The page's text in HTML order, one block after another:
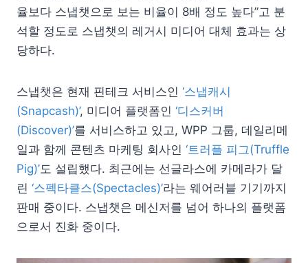
율보다 스냅챗으로 보는 비율이 8배 정도 높다”고 분
석할 정도로 스냅챗의 레거시 미디어 대체 효과는 상
당하다.
스냅챗은 현재 핀테크 서비스인 ‘스냅캐시
(Snapcash)’, 미디어 플랫폼인 ‘디스커버
(Discover)’를 서비스하고 있고, WPP 그룹, 데일리메
일과 함께 콘텐츠 마케팅 회사인 ‘트러플 피그(Truffle
Pig)’도 설립했다. 최근에는 선글라스에 카메라가 달
린 ‘스펙타클스(Spectacles)’라는 웨어러블 기기까지
판매 중이다. 스냅챗은 메신저를 넘어 하나의 플랫폼
으로서 진화 중이다.